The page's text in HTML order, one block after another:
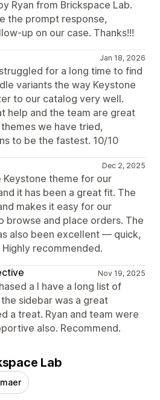
Ryan from Brickspace Lab.
the prompt response,
up on our case. Thanks!!!
Jan 18, 2026
for a long time to find
variants the way Keystone
to our catalog very well.
help and the team are great
we have tried,
to be the fastest. 10/10
Dec 2, 2025
Keystone theme for our
it has been a great fit. The
makes it easy for our
browse and place orders. The
also been excellent — quick,
recommended.
Nov 19, 2025
a I have a long list of
sidebar was a great
a treat. Ryan and team were
also. Recommend.
Lab